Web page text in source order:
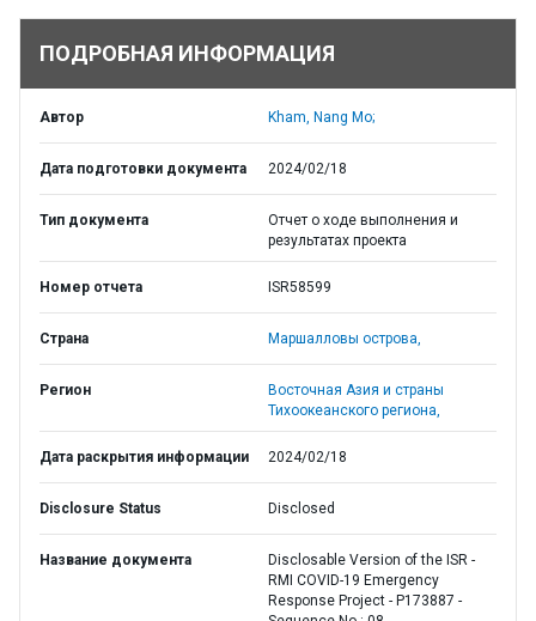
ПОДРОБНАЯ ИНФОРМАЦИЯ
Автор Kham, Nang Mo;
Дата подготовки документа 2024/02/18
Тип документа
Отчет о ходе выполнения и
результатах проекта
Номер отчета ISR58599
Страна Маршалловы острова,
Регион
Восточная Азия и страны
Тихоокеанского региона,
Дата раскрытия информации 2024/02/18
Disclosure Status Disclosed
Название документа
Disclosable Version of the ISR -
RMI COVID-19 Emergency
Response Project - P173887 -